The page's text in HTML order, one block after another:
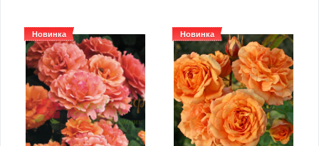
Новинка Новинка